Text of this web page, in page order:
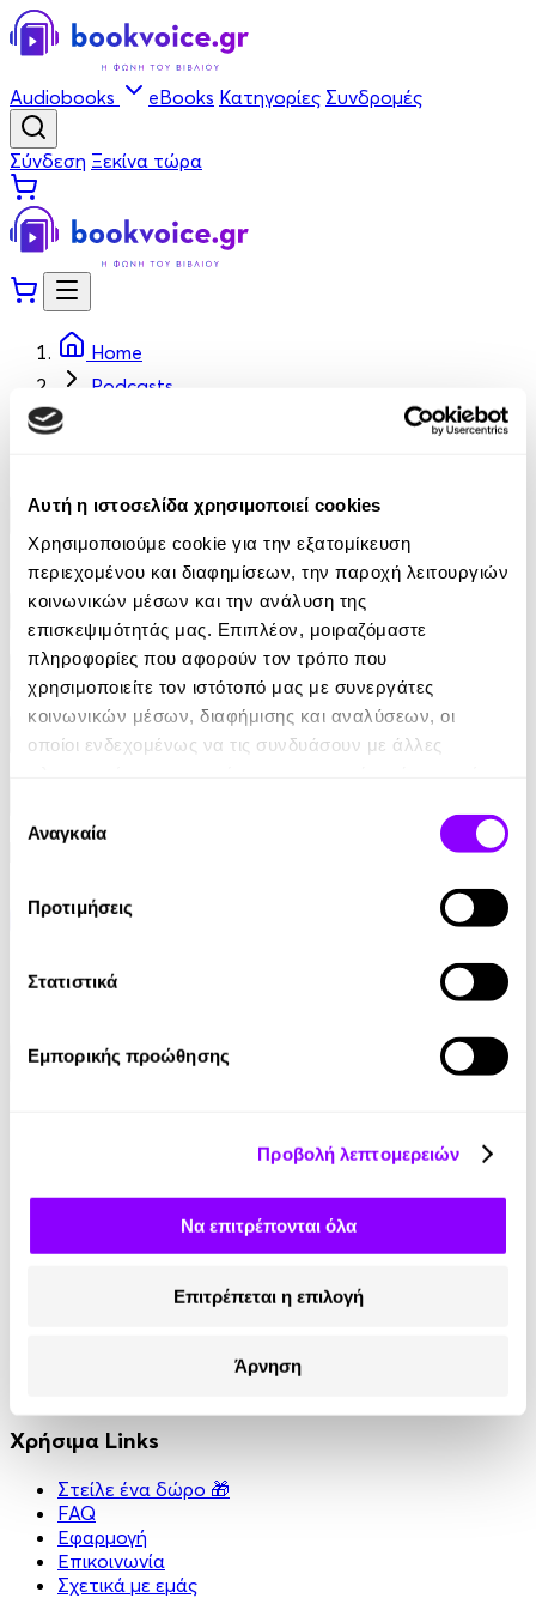
Αυτή η ιστοσελίδα χρησιμοποιεί cookies
Χρησιμοποιούμε cookie για την εξατομίκευση
περιεχομένου και διαφημίσεων, την παροχή λειτουργιών
κοινωνικών μέσων και την ανάλυση της
επισκεψιμότητάς μας. Επιπλέον, μοιραζόμαστε
πληροφορίες που αφορούν τον τρόπο που
χρησιμοποιείτε τον ιστότοπό μας με συνεργάτες
κοινωνικών μέσων, διαφήμισης και αναλύσεων, οι
οποίοι ενδεχομένως να τις συνδυάσουν με άλλες
των υπηρεσιών τους.
συγκατάθεσης
Αναγκαία
Προτιμήσεις
Στατιστικά
Εμπορικής προώθησης
Προβολή λεπτομερειών
Να επιτρέπονται όλα
Επιτρέπεται η επιλογή
Άρνηση
Audiobooks eBooks Κατηγορίες Συνδρομές
Σύνδεση Ξεκίνα τώρα
Home
Podcasts
Podcasts
Φίλτρα
Αφηγητές
Κατηγορίες
TikTok
YouTube
Χρήσιμα Links
Στείλε ένα δώρο 🎁
FAQ
Εφαρμογή
Επικοινωνία
Σχετικά με εμάς